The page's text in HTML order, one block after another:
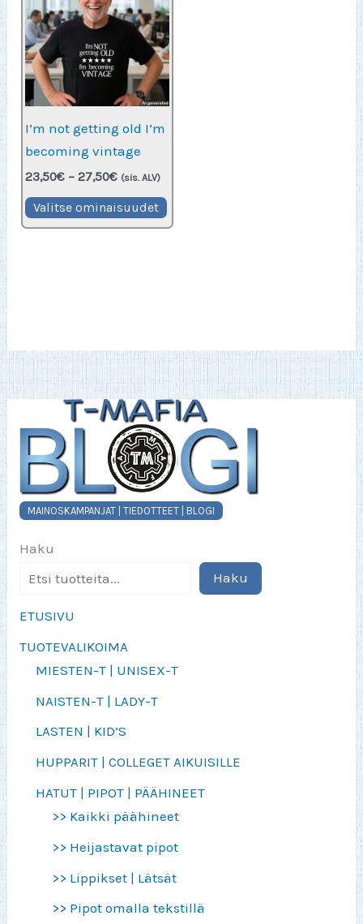
MAINOSKAMPANJAT | TIEDOTTEET | BLOGI
Haku
Haku
ETUSIVU
TUOTEVALIKOIMA
MIESTEN-T | UNISEX-T
NAISTEN-T | LADY-T
LASTEN | KID’S
HUPPARIT | COLLEGET AIKUISILLE
HATUT | PIPOT | PÄÄHINEET
>> Kaikki päähineet
>> Heijastavat pipot
>> Lippikset | Lätsät
>> Pipot omalla tekstillä
I’m not getting old I’m
becoming vintage
23,50€ – 27,50€Hintaluokka:
-
27,50€
(sis. ALV)
Valitse ominaisuudet Tällä
tuotteella
valinnat
tuotteen
sivulla.